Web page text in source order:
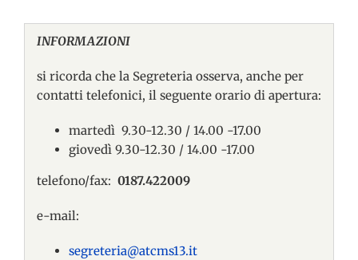
INFORMAZIONI
si ricorda che la Segreteria osserva, anche per
contatti telefonici, il seguente orario di apertura:
martedì 9.30-12.30 / 14.00 -17.00
giovedì 9.30-12.30 / 14.00 -17.00
telefono/fax: 0187.422009
e-mail:
segreteria@atcms13.it